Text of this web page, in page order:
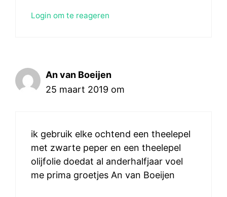
Login om te reageren
An van Boeijen
25 maart 2019 om
ik gebruik elke ochtend een theelepel
met zwarte peper en een theelepel
olijfolie doedat al anderhalfjaar voel
me prima groetjes An van Boeijen